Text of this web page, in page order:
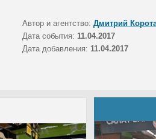
Автор и агентство: Дмитрий
Дата события: 11.04.2017
Дата добавления: 11.04.2017